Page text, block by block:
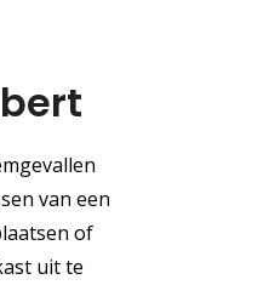
van een
of
uit te